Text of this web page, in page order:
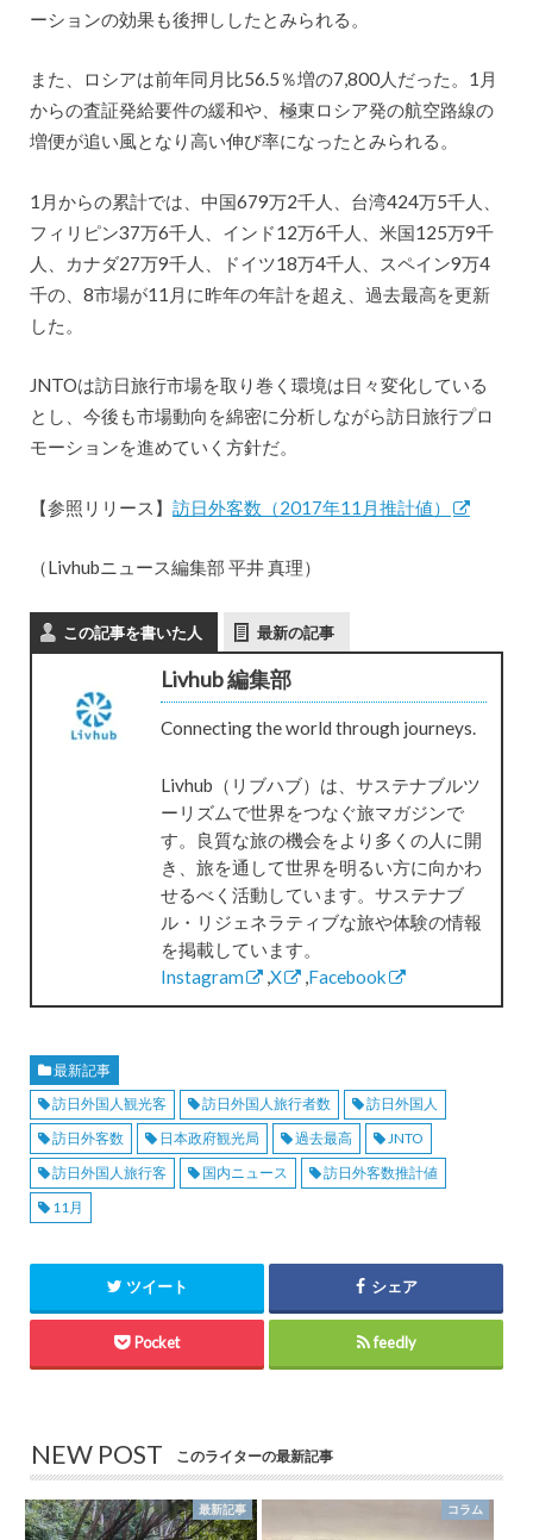
ーションの効果も後押ししたとみられる。
また、ロシアは前年同月比56.5％増の7,800人だった。1月
からの査証発給要件の緩和や、極東ロシア発の航空路線の
増便が追い風となり高い伸び率になったとみられる。
1月からの累計では、中国679万2千人、台湾424万5千人、
フィリピン37万6千人、インド12万6千人、米国125万9千
人、カナダ27万9千人、ドイツ18万4千人、スペイン9万4
千の、8市場が11月に昨年の年計を超え、過去最高を更新
した。
JNTOは訪日旅行市場を取り巻く環境は日々変化している
とし、今後も市場動向を綿密に分析しながら訪日旅行プロ
モーションを進めていく方針だ。
【参照リリース】 訪日外客数（2017年11月推計値）
（Livhubニュース編集部 平井 真理）
この記事を書いた人 最新の記事
Livhub 編集部
Connecting the world through journeys.
Livhub（リブハブ）は、サステナブルツ
ーリズムで世界をつなぐ旅マガジンで
す。良質な旅の機会をより多くの人に開
き、旅を通して世界を明るい方に向かわ
せるべく活動しています。サステナブ
ル・リジェネラティブな旅や体験の情報
を掲載しています。
Instagram
X Facebook
最新記事
訪日外国人観光客
訪日外国人旅行者数
訪日外国人
訪日外客数
日本政府観光局 過去最高
JNTO
訪日外国人旅行客
国内ニュース
訪日外客数推計値
11月
ツイート シェア
Pocket feedly
NEW POST このライターの最新記事
最新記事 コラム